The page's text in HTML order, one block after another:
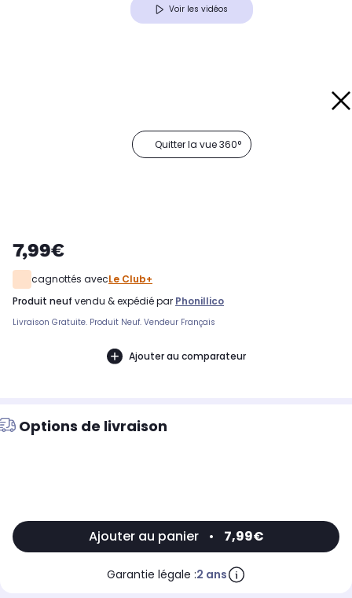
Voir les vidéos
Quitter la vue 360°
7,99€
cagnottés avecLe Club+
produit neuf vendu & expédié par Phonillico
Livraison Gratuite. Produit Neuf. Vendeur Français
Ajouter au comparateur
Options de livraison
Ajouter au panier • 7,99€
Garantie légale :2 ans